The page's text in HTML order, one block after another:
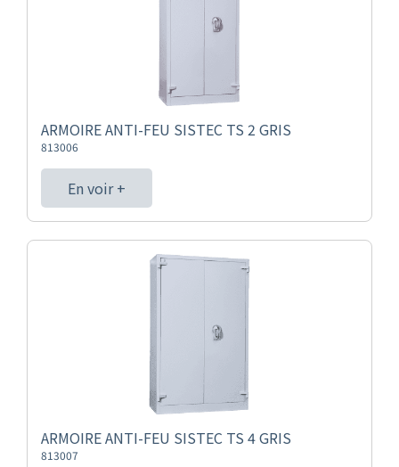
ARMOIRE ANTI-FEU SISTEC TS 2 GRIS
813006
En voir +
ARMOIRE ANTI-FEU SISTEC TS 4 GRIS
813007